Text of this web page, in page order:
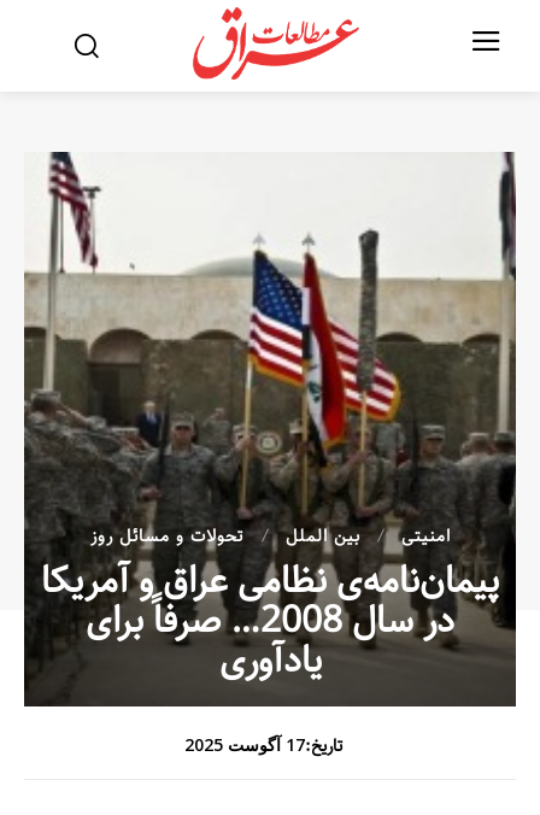
امنیتی بین الملل تحولات و مسائل روز
پیمان‌نامه‌ی نظامی عراق و آمریکا
در سال 2008… صرفاً برای
یادآوری
تاریخ:17 آگوست 2025